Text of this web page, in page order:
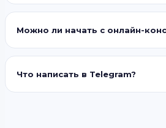
Можно ли начать с онлайн-
Что написать в Telegram?